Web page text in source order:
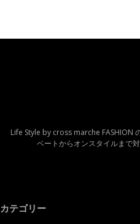
Life Style by cross marche FASHION
ベートからオンスタイルまで
カテゴリー